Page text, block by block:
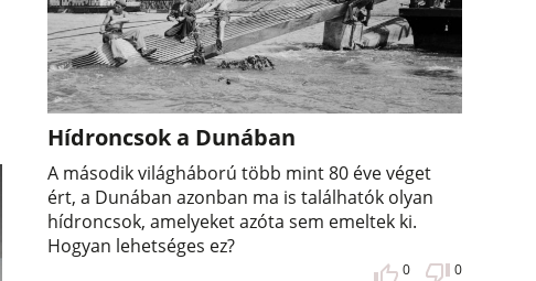
Hídroncsok a Dunában
A második világháború több mint 80 éve véget
ért, a Dunában azonban ma is találhatók olyan
hídroncsok, amelyeket azóta sem emeltek ki.
Hogyan lehetséges ez?
0 0